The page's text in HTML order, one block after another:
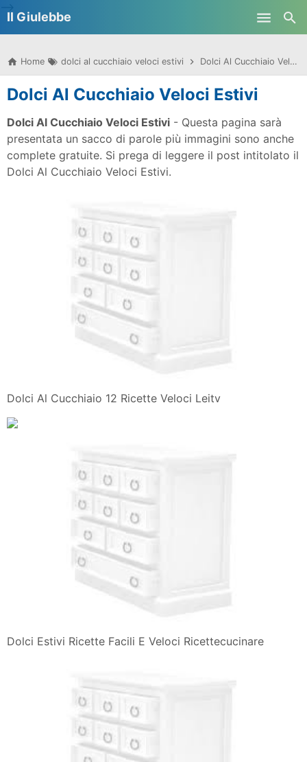
Il Giulebbe
Home dolci al cucchiaio veloci estivi Dolci Al Cucchiaio Veloci Estivi
Dolci Al Cucchiaio Veloci Estivi
Dolci Al Cucchiaio Veloci Estivi - Questa pagina sarà
presentata un sacco di parole più immagini sono anche
complete gratuite. Si prega di leggere il post intitolato il
Dolci Al Cucchiaio Veloci Estivi.
Dolci Al Cucchiaio 12 Ricette Veloci Leitv
Dolci Estivi Ricette Facili E Veloci Ricettecucinare